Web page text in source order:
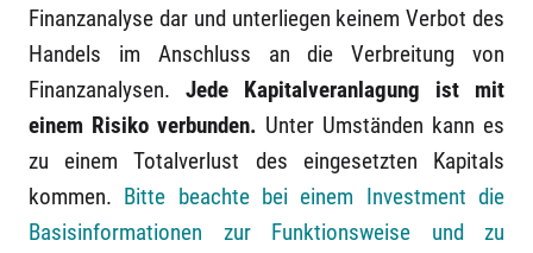
Finanzanalyse dar und unterliegen keinem Verbot des
Handels im Anschluss an die Verbreitung von
Finanzanalysen. Jede Kapitalveranlagung ist mit
einem Risiko verbunden. Unter Umständen kann es
zu einem Totalverlust des eingesetzten Kapitals
kommen. Bitte beachte bei einem Investment die
Basisinformationen zur Funktionsweise und zu